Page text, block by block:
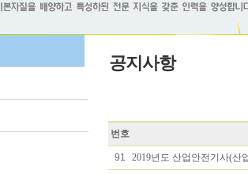
공지사항
번호
91 2019년도 산업안전기사(산